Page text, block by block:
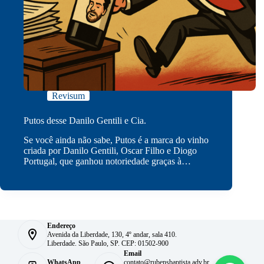
Revisum
Putos desse Danilo Gentili e Cia.
Se você ainda não sabe, Putos é a marca do vinho
criada por Danilo Gentili, Oscar Filho e Diogo
Portugal, que ganhou notoriedade graças à…
Endereço
Avenida da Liberdade, 130, 4º andar, sala 410.
Liberdade. São Paulo, SP. CEP: 01502-900
WhatsApp
Email
contato@rubensbaptista.adv.br